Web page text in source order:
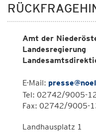
Amt der
Landesregierung
E-Mail:
Tel: 02742/9005-
Fax: 02742/9005-
Landhausplatz 1